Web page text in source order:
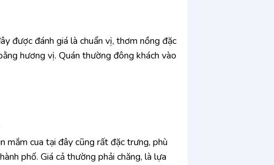
được đánh giá là chuẩn vị, thơm nồng đặc
hương vị. Quán thường đông khách vào
mắm cua tại đây cũng rất đặc trưng, phù
phố. Giá cả thường phải chăng, là lựa